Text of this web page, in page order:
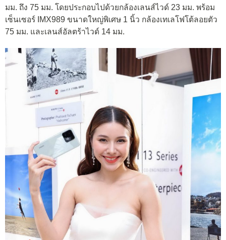
มม. ถึง 75 มม. โดยประกอบไปด้วยกล้องเลนส์ไวด์ 23 มม. พร้อม
เซ็นเซอร์ IMX989 ขนาดใหญ่พิเศษ 1 นิ้ว กล้องเทเลโฟโต้ลอยตัว
75 มม. และเลนส์อัลตร้าไวด์ 14 มม.